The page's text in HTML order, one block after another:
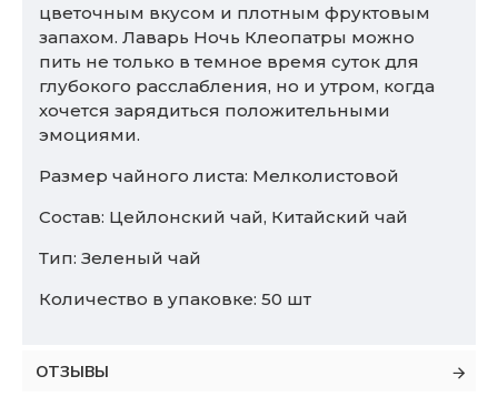
цветочным вкусом и плотным фруктовым
запахом. Лаварь Ночь Клеопатры можно
пить не только в темное время суток для
глубокого расслабления, но и утром, когда
хочется зарядиться положительными
эмоциями.
Размер чайного листа: Мелколистовой
Состав: Цейлонский чай, Китайский чай
Тип: Зеленый чай
Количество в упаковке: 50 шт
ОТЗЫВЫ